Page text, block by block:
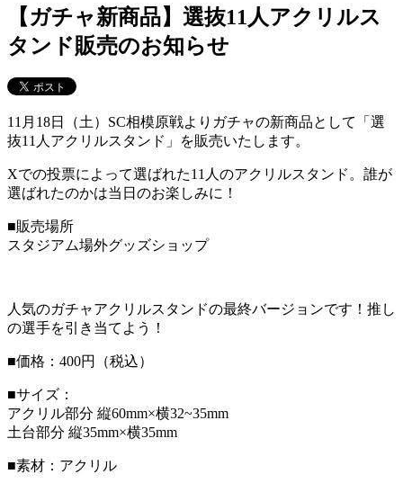
【ガチャ新商品】選抜11人アクリルス
タンド販売のお知らせ
11月18日（土）SC相模原戦よりガチャの新商品として「選
抜11人アクリルスタンド」を販売いたします。
Xでの投票によって選ばれた11人のアクリルスタンド。誰が
選ばれたのかは当日のお楽しみに！
■販売場所
スタジアム場外グッズショップ
人気のガチャアクリルスタンドの最終バージョンです！推し
の選手を引き当てよう！
■価格：400円（税込）
■サイズ：
アクリル部分 縦60mm×横32~35mm
土台部分 縦35mm×横35mm
■素材：アクリル